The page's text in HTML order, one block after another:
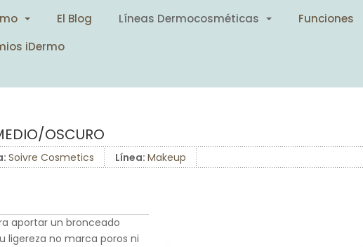
El Blog Líneas Dermocosméticas Funciones
iDermo
OSCURO
Soivre Cosmetics Línea: Makeup
aportar un bronceado
ligereza no marca poros ni